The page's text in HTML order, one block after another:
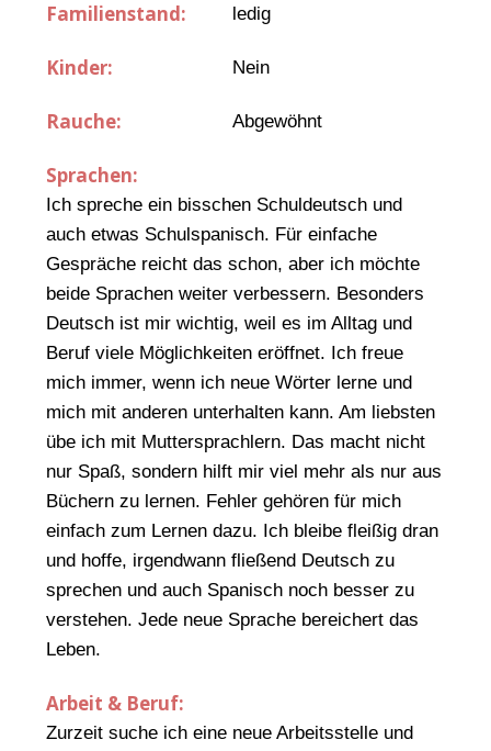
Familienstand: ledig
Kinder: Nein
Rauche: Abgewöhnt
Sprachen:
Ich spreche ein bisschen Schuldeutsch und
auch etwas Schulspanisch. Für einfache
Gespräche reicht das schon, aber ich möchte
beide Sprachen weiter verbessern. Besonders
Deutsch ist mir wichtig, weil es im Alltag und
Beruf viele Möglichkeiten eröffnet. Ich freue
mich immer, wenn ich neue Wörter lerne und
mich mit anderen unterhalten kann. Am liebsten
übe ich mit Muttersprachlern. Das macht nicht
nur Spaß, sondern hilft mir viel mehr als nur aus
Büchern zu lernen. Fehler gehören für mich
einfach zum Lernen dazu. Ich bleibe fleißig dran
und hoffe, irgendwann fließend Deutsch zu
sprechen und auch Spanisch noch besser zu
verstehen. Jede neue Sprache bereichert das
Leben.
Arbeit & Beruf:
Zurzeit suche ich eine neue Arbeitsstelle und